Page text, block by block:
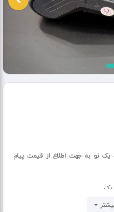
نو به جهت اطلاع از قیمت پیام
یک